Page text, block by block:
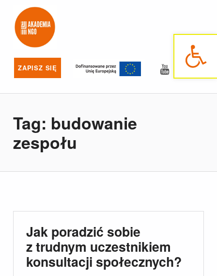
Otwórz pasek narzędzi
ZAPISZ SIĘ
YouTube
Tag: budowanie
zespołu
Jak poradzić sobie
z trudnym uczestnikiem
konsultacji społecznych?